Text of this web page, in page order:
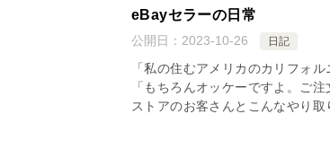
eBayセラーの日常
公開日： 2023-10-26 日記
「私の住むアメリカのカリフォ
「もちろんオッケーですよ。ご
ストアのお客さんとこんなやり